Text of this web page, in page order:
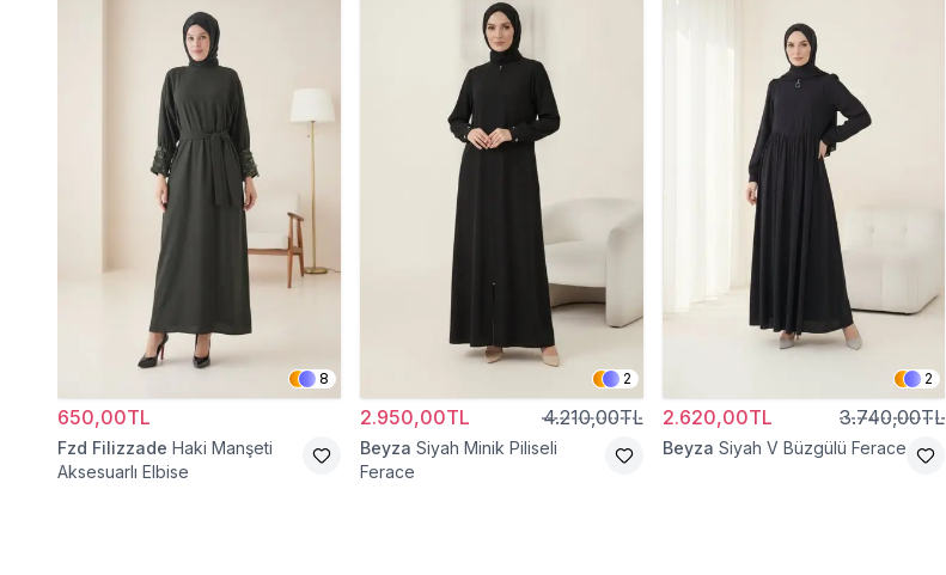
8
650,00TL
Fzd Filizzade Haki Manşeti
Aksesuarlı Elbise
2
2.950,00TL 4.210,00TL
Beyza Siyah Minik Piliseli
Ferace
2
2.620,00TL 3.740,00TL
Beyza Siyah V Büzgülü Ferace